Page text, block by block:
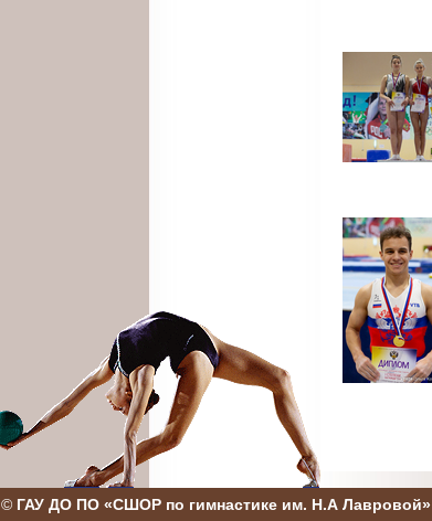
© ГАУ ДО ПО «СШОР по гимнастике им. Н.А Лавровой»